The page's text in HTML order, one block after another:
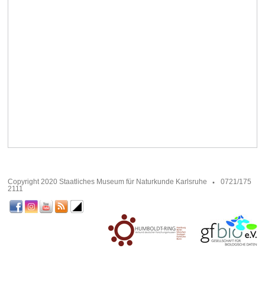
Copyright 2020 Staatliches Museum für Naturkunde Karlsruhe
0721/175
2111